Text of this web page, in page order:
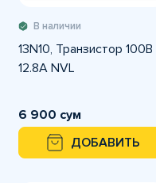
В наличии
13N10, Транзистор 100В
12.8А NVL
6 900 сум
ДОБАВИТЬ